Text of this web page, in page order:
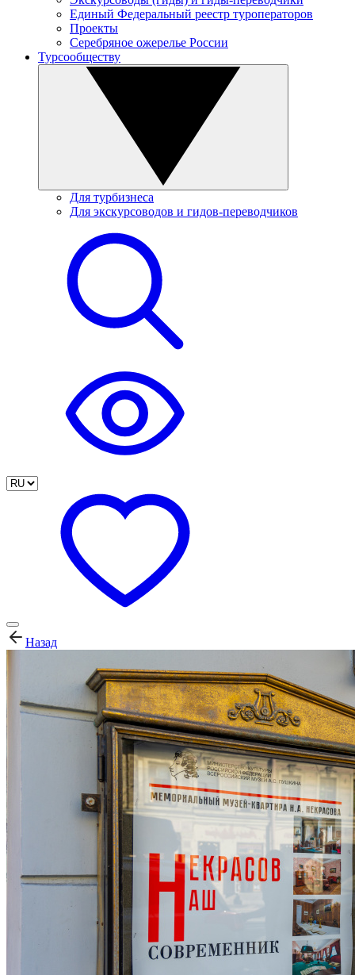
Единый Федеральный реестр туроператоров
Проекты
Серебряное ожерелье России
Турсообществу
Для турбизнеса
Для экскурсоводов и гидов-переводчиков
Назад